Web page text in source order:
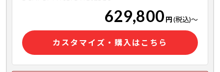
629,800 円(税込)～
カスタマイズ・購入はこちら